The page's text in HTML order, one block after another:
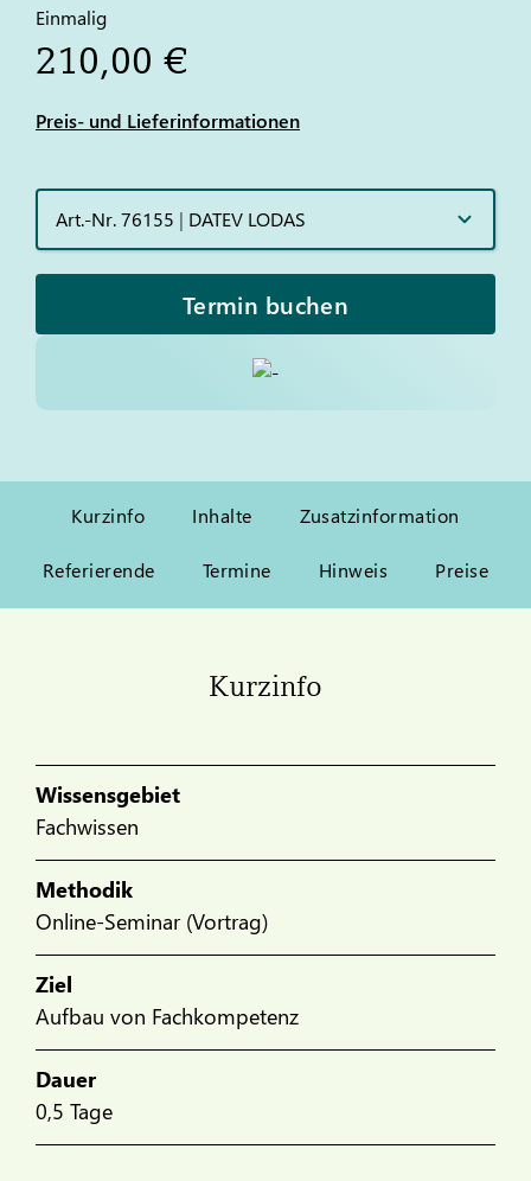
Einmalig
210,00 €
Preis- und Lieferinformationen
Art.-Nr. 76155 | DATEV LODAS
Termin buchen
Kurzinfo Inhalte Zusatzinformation
Referierende Termine Hinweis Preise
Kurzinfo
Wissensgebiet
Fachwissen
Methodik
Online-Seminar (Vortrag)
Ziel
Aufbau von Fachkompetenz
Dauer
0,5 Tage